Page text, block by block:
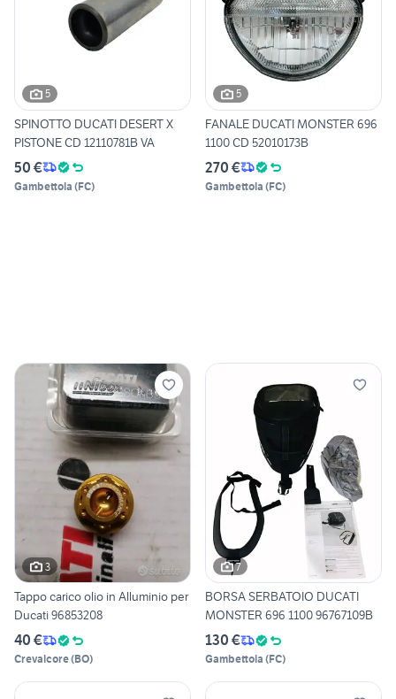
5
SPINOTTO DUCATI DESERT X
PISTONE CD 12110781B VA
50 €
Gambettola (FC)
5
FANALE DUCATI MONSTER 696
1100 CD 52010173B
270 €
Gambettola (FC)
3
Tappo carico olio in Alluminio per
Ducati 96853208
40 €
Crevalcore(BO)
7
BORSA SERBATOIO DUCATI
MONSTER 696 1100 96767109B
130 €
Gambettola (FC)